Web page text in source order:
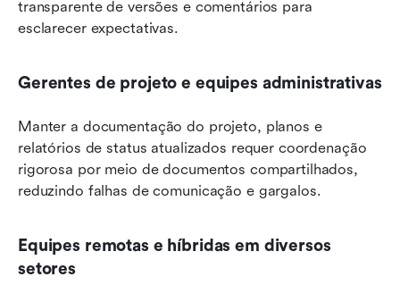
transparente de versões e comentários para
esclarecer expectativas.
Gerentes de projeto e equipes administrativas
Manter a documentação do projeto, planos e
relatórios de status atualizados requer coordenação
rigorosa por meio de documentos compartilhados,
reduzindo falhas de comunicação e gargalos.
Equipes remotas e híbridas em diversos
setores